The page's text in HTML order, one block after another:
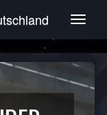
T
g
e